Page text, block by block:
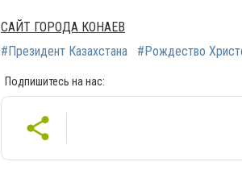
САЙТ ГОРОДА КОНАЕВ
#Президент Казахстана
#Рождество
Подпишитесь на нас: